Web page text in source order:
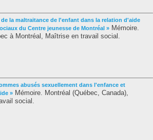
la maltraitance de l'enfant dans la relation d'aide
du Centre jeunesse de Montréal » Mémoire.
à Montréal, Maîtrise en travail social.
abusés sexuellement dans l'enfance et
» Mémoire. Montréal (Québec, Canada),
social.